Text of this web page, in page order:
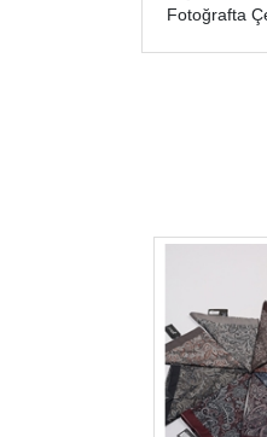
Fotoğrafta